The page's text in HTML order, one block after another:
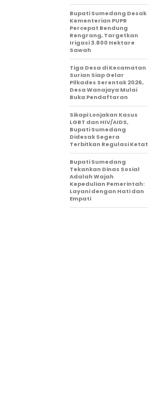
Bupati Sumedang Desak
Kementerian PUPR
Percepat Bendung
Rengrang, Targetkan
Irigasi 3.800 Hektare
Sawah
Tiga Desa di Kecamatan
Surian Siap Gelar
Pilkades Serentak 2026,
Desa Wanajaya Mulai
Buka Pendaftaran
Sikapi Lonjakan Kasus
LGBT dan HIV/AIDS,
Bupati Sumedang
Didesak Segera
Terbitkan Regulasi Ketat
Bupati Sumedang
Tekankan Dinas Sosial
Adalah Wajah
Kepedulian Pemerintah:
Layani dengan Hati dan
Empati